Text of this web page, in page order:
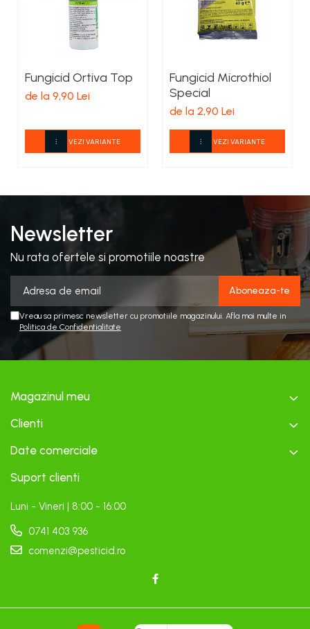
Fungicid Ortiva Top
de la 9,90 Lei
VEZI VARIANTE
Fungicid Microthiol
Special
de la 2,90 Lei
VEZI VARIANTE
Newsletter
Nu rata ofertele si promotiile noastre
Vreau sa primesc newsletter cu promotiile magazinului. Afla mai multe in
Politica de Confidentialitate
Magazinul meu
Clienti
Date comerciale
Suport clienti
Luni - Vineri | 8:00 - 16:00
0741 403 936
comenzi@pesticid.ro